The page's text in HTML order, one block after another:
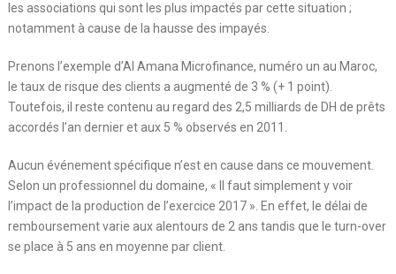
les associations qui sont les plus impactés par cette situation ;
notamment à cause de la hausse des impayés.
Prenons l’exemple d’Al Amana Microfinance, numéro un au Maroc,
le taux de risque des clients a augmenté de 3 % (+ 1 point).
Toutefois, il reste contenu au regard des 2,5 milliards de DH de prêts
accordés l’an dernier et aux 5 % observés en 2011.
Aucun événement spécifique n’est en cause dans ce mouvement.
Selon un professionnel du domaine, « Il faut simplement y voir
l’impact de la production de l’exercice 2017 ». En effet, le délai de
remboursement varie aux alentours de 2 ans tandis que le turn-over
se place à 5 ans en moyenne par client.